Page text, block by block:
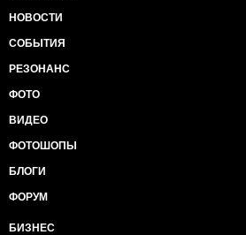
НОВОСТИ
СОБЫТИЯ
РЕЗОНАНС
ФОТО
ВИДЕО
ФОТОШОПЫ
БЛОГИ
ФОРУМ
БИЗНЕС